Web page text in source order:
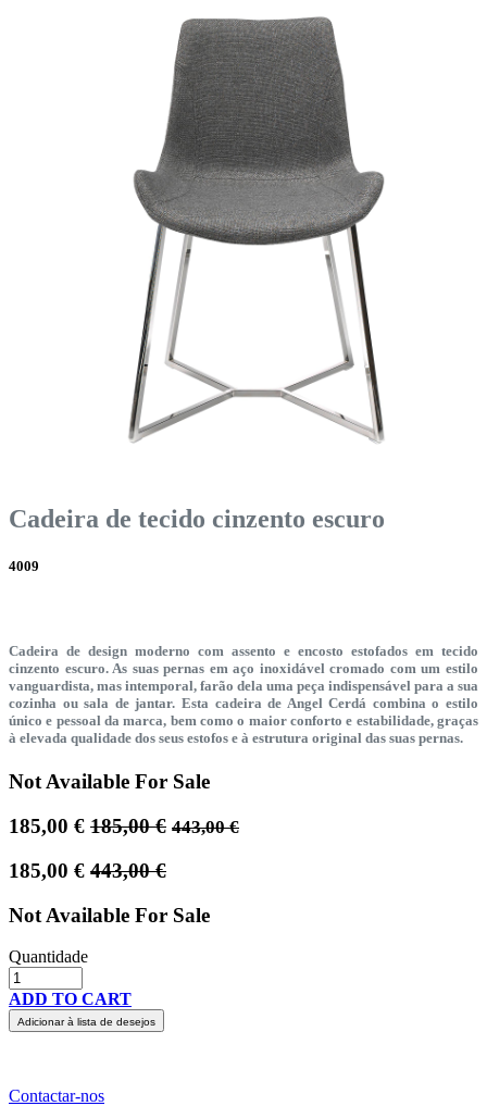
Cadeira de tecido cinzento escuro
4009
Cadeira de design moderno com assento e encosto estofados em tecido
cinzento escuro. As suas pernas em aço inoxidável cromado com um estilo
vanguardista, mas intemporal, farão dela uma peça indispensável para a sua
cozinha ou sala de jantar. Esta cadeira de Angel Cerdá combina o estilo
único e pessoal da marca, bem como o maior conforto e estabilidade, graças
à elevada qualidade dos seus estofos e à estrutura original das suas pernas.
Not Available For Sale
185,00 € 185,00€ 443,00€
185,00 € 443,00€
Not Available For Sale
Quantidade
ADD TO CART
Adicionar à lista de desejos
Contactar-nos